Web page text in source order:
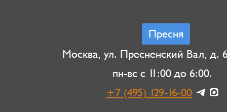
Пресня
Москва, ул. Пресненский Вал, д.
пн-вс с 11:00 до 6:00.
+7 (495) 129-16-00